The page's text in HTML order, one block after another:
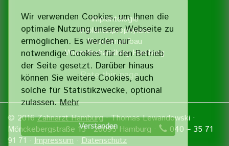
Wir verwenden Cookies, um Ihnen die
optimale Nutzung unserer Webseite zu
ermöglichen. Es werden nur
notwendige Cookies für den Betrieb
der Seite gesetzt. Darüber hinaus
können Sie weitere Cookies, auch
solche für Statistik­zwecke, optional
zulassen.Mehr
Verstanden
Implantologie
Implantatprophylaxe
Knochenaufbau
Wurzelbehandlung Hamburg
Rate this page
© 2016Zahnarzt Hamburg· Thomas Lewandowski ·
Mönckebergstraße 13 · 20095 Hamburg ·
040 – 35 71
91 71 · Impressum · Datenschutz